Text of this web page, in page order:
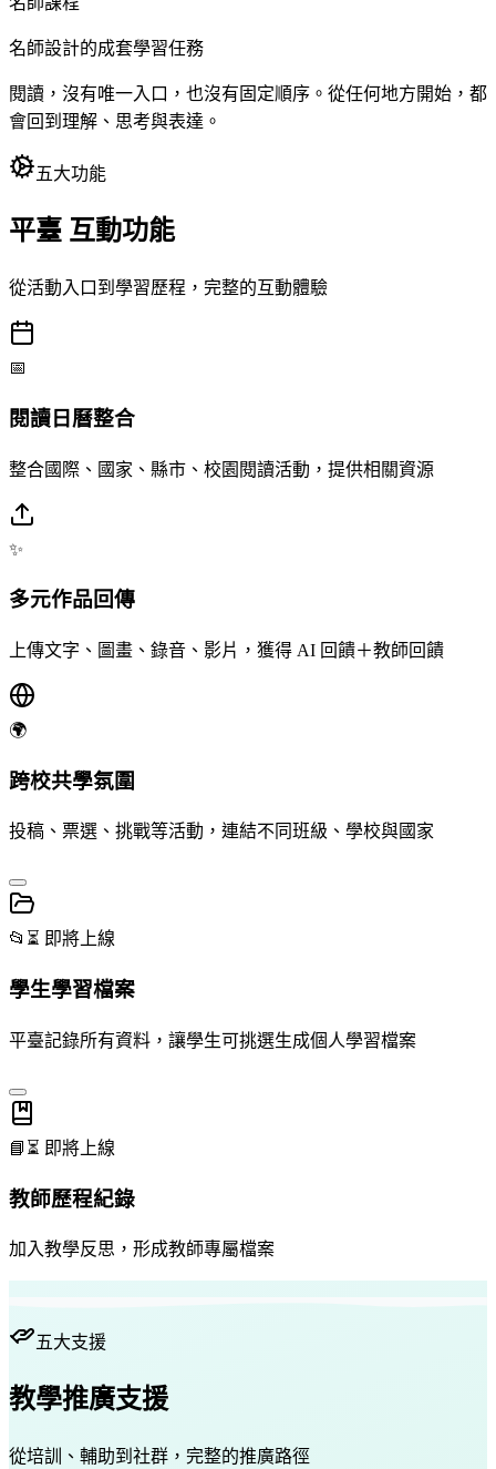
名師設計的成套學習任務
閱讀，沒有唯一入口，也沒有固定順序。從任何地方開始，都
會回到理解、思考與表達。
五大功能
平臺 互動功能
從活動入口到學習歷程，完整的互動體驗
📅
閱讀日曆整合
整合國際、國家、縣市、校園閱讀活動，提供相關資源
✨
多元作品回傳
上傳文字、圖畫、錄音、影片，獲得 AI 回饋＋教師回饋
🌍
跨校共學氛圍
投稿、票選、挑戰等活動，連結不同班級、學校與國家
📂 ⏳ 即將上線
學生學習檔案
平臺記錄所有資料，讓學生可挑選生成個人學習檔案
📘 ⏳ 即將上線
教師歷程紀錄
加入教學反思，形成教師專屬檔案
五大支援
教學推廣支援
從培訓、輔助到社群，完整的推廣路徑